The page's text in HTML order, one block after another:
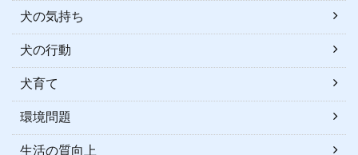
犬の気持ち
犬の行動
犬育て
環境問題
生活の質向上